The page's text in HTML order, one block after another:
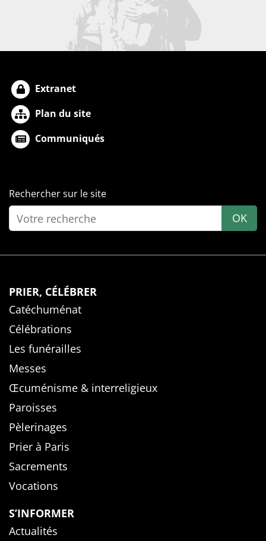
Extranet
Plan du site
Communiqués
Rechercher sur le site
OK
PRIER, CÉLÉBRER
Catéchuménat
Célébrations
Les funérailles
Messes
Œcuménisme & interreligieux
Paroisses
Pèlerinages
Prier à Paris
Sacrements
Vocations
S’INFORMER
Actualités